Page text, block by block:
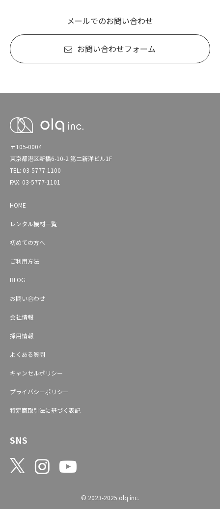
メールでのお問い合わせ
お問い合わせフォーム
〒105-0004
東京都港区新橋6-10-2 第二新洋ビル1F
TEL: 03-5777-1100
FAX: 03-5777-1101
HOME
レンタル機材一覧
初めての方へ
ご利用方法
BLOG
お問い合わせ
会社情報
採用情報
よくある質問
キャンセルポリシー
プライバシーポリシー
特定商取引法に基づく表記
SNS
© 2023-2025 olq inc.